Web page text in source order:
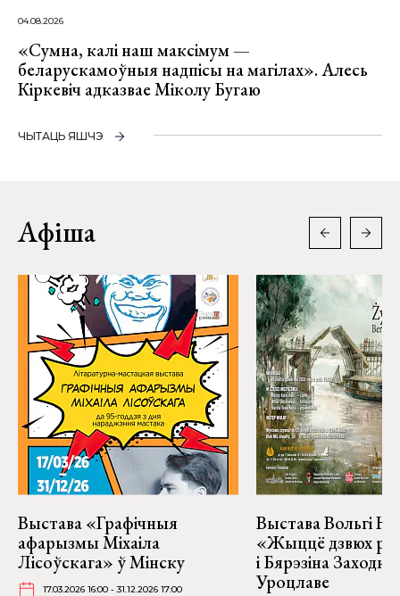
04.08.2026
«Сумна, калі наш максімум —
беларускамоўныя надпісы на магілах». Алесь
Кіркевіч адказвае Міколу Бугаю
ЧЫТАЦЬ ЯШЧЭ
Афіша
Выстава «Графічныя
афарызмы Міхаіла
Лісоўскага» ў Мінску
17.03.2026 16:00 - 31.12.2026 17:00
Выстава Вольгі
«Жыццё дзвюх
і Бярэзіна
Уроцлаве